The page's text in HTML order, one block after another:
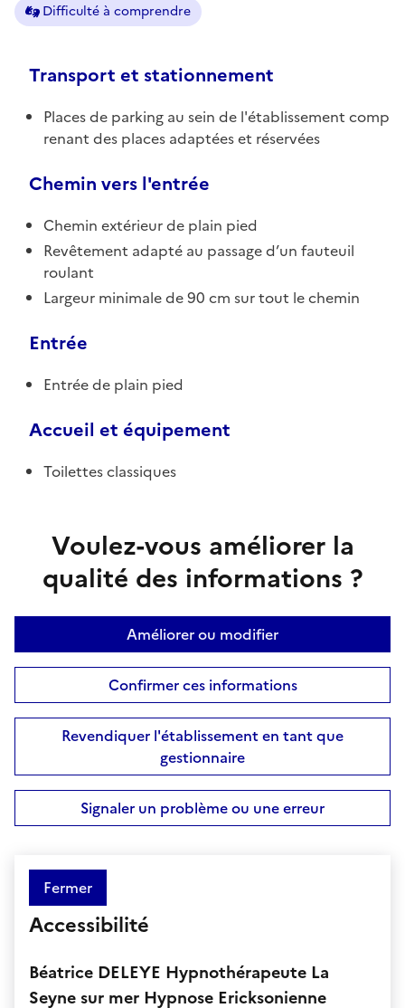
Difficulté à comprendre
Transport et stationnement
Places de parking au sein de l'établissement comp
renant des places adaptées et réservées
Chemin vers l'entrée
Chemin extérieur de plain pied
Revêtement adapté au passage d’un fauteuil
roulant
Largeur minimale de 90 cm sur tout le chemin
Entrée
Entrée de plain pied
Accueil et équipement
Toilettes classiques
Voulez-vous améliorer la
qualité des informations ?
Améliorer ou modifier
Confirmer ces informations
Revendiquer l'établissement en tant que
gestionnaire
Signaler un problème ou une erreur
Fermer
Accessibilité
Béatrice DELEYE Hypnothérapeute La
Seyne sur mer Hypnose Ericksonienne